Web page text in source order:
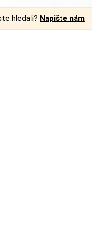
hledali? Napište nám